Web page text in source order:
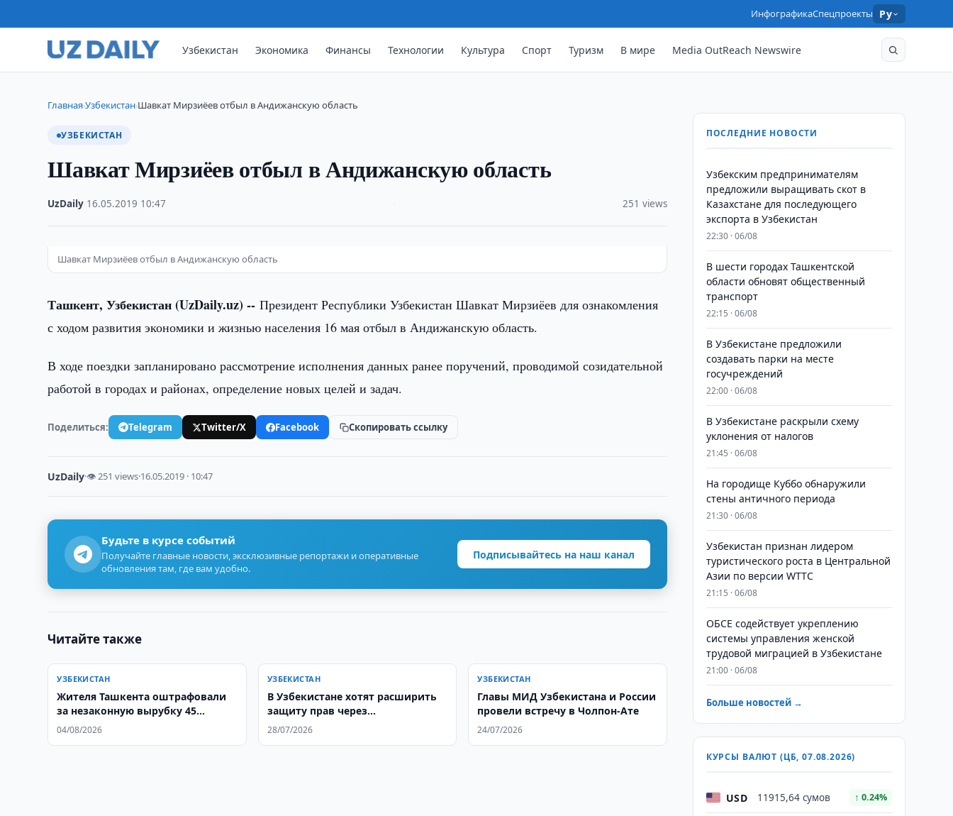
ИнфографикаСпецпроекты Ру
Узбекистан Экономика Финансы Технологии Культура Спорт Туризм В мире Media OutReach Newswire
Главная›Узбекистан›Шавкат Мирзиёев отбыл в Андижанскую область
УЗБЕКИСТАН
Шавкат Мирзиёев отбыл в Андижанскую область
UzDaily 16.05.2019 10:47 251 views
Шавкат Мирзиёев отбыл в Андижанскую область
Ташкент, Узбекистан (UzDaily.uz) --Президент Республики Узбекистан Шавкат Мирзиёев для ознакомления
с ходом развития экономики и жизнью населения 16 мая отбыл в Андижанскую область.
В ходе поездки запланировано рассмотрение исполнения данных ранее поручений, проводимой созидательной
работой в городах и районах, определение новых целей и задач.
Поделиться: Telegram Twitter/X Facebook Скопировать ссылку
UzDaily·👁 251 views·16.05.2019 · 10:47
Будьте в курсе событий
Получайте главные новости, эксклюзивные репортажи и оперативные
обновления там, где вам удобно.
Подписывайтесь на наш канал
Читайте также
УЗБЕКИСТАН
Жителя Ташкента оштрафовали
за незаконную вырубку 45
деревьев
04/08/2026
УЗБЕКИСТАН
В Узбекистане хотят расширить
защиту прав через
Конституционный суд
28/07/2026
УЗБЕКИСТАН
Главы МИД Узбекистана и России
провели встречу в Чолпон-Ате
24/07/2026
ПОСЛЕДНИЕ НОВОСТИ
Узбекским предпринимателям
предложили выращивать скот в
Казахстане для последующего
экспорта в Узбекистан
22:30 · 06/08
В шести городах Ташкентской
области обновят общественный
транспорт
22:15 · 06/08
В Узбекистане предложили
создавать парки на месте
госучреждений
22:00 · 06/08
В Узбекистане раскрыли схему
уклонения от налогов
21:45 · 06/08
На городище Куббо обнаружили
стены античного периода
21:30 · 06/08
Узбекистан признан лидером
туристического роста в Центральной
Азии по версии WTTC
21:15 · 06/08
ОБСЕ содействует укреплению
системы управления женской
трудовой миграцией в Узбекистане
21:00 · 06/08
Больше новостей →
КУРСЫ ВАЛЮТ (ЦБ, 07.08.2026)
USD 11915,64 сумов ↑ 0.24%